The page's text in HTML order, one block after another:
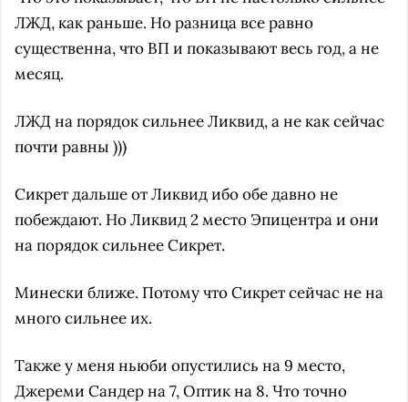
ЛЖД, как раньше. Но разница все равно
существенна, что ВП и показывают весь год, а не
месяц.
ЛЖД на порядок сильнее Ликвид, а не как сейчас
почти равны )))
Сикрет дальше от Ликвид ибо обе давно не
побеждают. Но Ликвид 2 место Эпицентра и они
на порядок сильнее Сикрет.
Минески ближе. Потому что Сикрет сейчас не на
много сильнее их.
Также у меня ньюби опустились на 9 место,
Джереми Сандер на 7, Оптик на 8. Что точно